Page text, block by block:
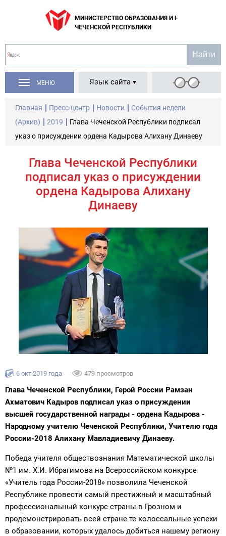
МИНИСТЕРСТВО ОБРАЗОВАНИЯ И НАУКИ
ЧЕЧЕНСКОЙ РЕСПУБЛИКИ
МЕНЮ Язык сайта
Главная Пресс-центр Новости
События недели
(Архив)
2019
Глава Чеченской Республики подписал
указ о присуждении ордена Кадырова Алихану Динаеву
Глава Чеченской Республики
подписал указ о присуждении
ордена Кадырова Алихану
Динаеву
6 окт 2019 года 479 просмотров
Глава Чеченской Республики, Герой России Рамзан
Ахматович Кадыров подписал указ о присуждении
высшей государственной награды - ордена Кадырова -
Народному учителю Чеченской Республики, Учителю года
России-2018 Алихану Мавладиевичу Динаеву.
Победа учителя обществознания Математической школы
№1 им. Х.И. Ибрагимова на Всероссийском конкурсе
«Учитель года России-2018» позволила Чеченской
Республике провести самый престижный и масштабный
профессиональный конкурс страны в Грозном и
продемонстрировать всей стране те колоссальные успехи
в образовании, которых удалось добиться нашему региону